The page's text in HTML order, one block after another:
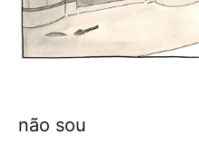
não sou